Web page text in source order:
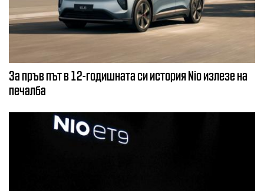
За пръв път в 12-годишната си история Nio излезе на
печалба